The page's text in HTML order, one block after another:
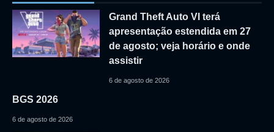
Grand Theft Auto VI terá
apresentação estendida em 27
de agosto; veja horário e onde
assistir
6 de agosto de 2026
BGS 2026
6 de agosto de 2026